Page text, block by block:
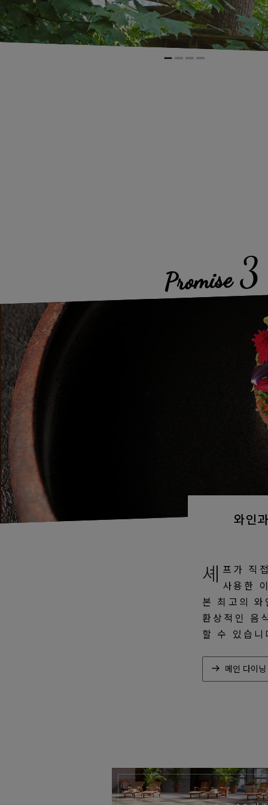
Promise 3
와인
셰 프가 직
사용한
본 최고의
환상적인 음
할 수 있습
메인 다이